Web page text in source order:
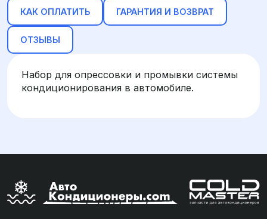
КАК ОПЛАТИТЬ ГАРАНТИЯ И ВОЗВРАТ
ОТЗЫВЫ
Набор для опрессовки и промывки системы
кондиционирования в автомобиле.